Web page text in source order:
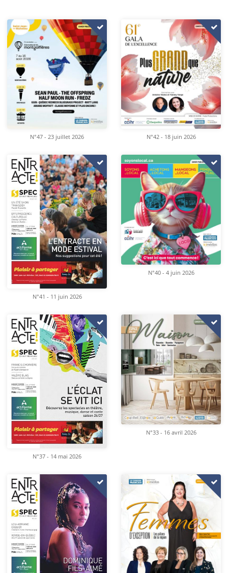
N°47 - 23 juillet 2026 N°42 - 18 juin 2026
N°41 - 11 juin 2026
N°40 - 4 juin 2026
N°37 - 14 mai 2026
N°33 - 16 avril 2026